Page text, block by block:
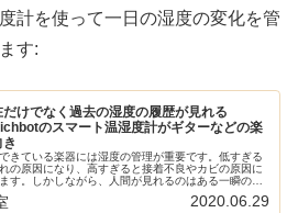
計を使って一日の湿度の変化を管
す:
だけでなく過去の湿度の履歴が見れる
のスマート温湿度計がギターなどの楽
きている楽器には湿度の管理が重要です。低すぎる
の原因になり、高すぎると接着不良やカビの原因に
す。しかしながら、人間が見れるのはある一瞬の湿
み。人間が24時間ずっと監視しているわけにはいきま
Switchbotの温湿...
2020.06.29